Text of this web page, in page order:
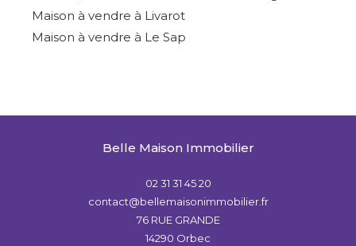
Maison à vendre à Livarot
Maison à vendre à Le Sap
Belle Maison Immobilier
02 31 31 45 20
contact@bellemaisonimmobilier.fr
76 RUE GRANDE
14290
Orbec